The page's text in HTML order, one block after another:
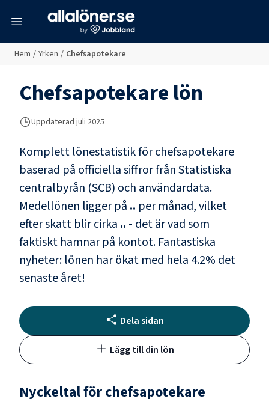
Hem / Yrken / Chefsapotekare
Chefsapotekarelön
Uppdaterad juli 2025
Komplett lönestatistik förchefsapotekare
baserad på officiella siffror från Statistiska
centralbyrån (SCB) och användardata.
Medellönen ligger på .. per månad, vilket
efter skatt blir cirka .. - det är vad som
faktiskt hamnar på kontot. Fantastiska
nyheter: lönen har ökat med hela 4.2% det
senaste året!
Dela sidan
Lägg till din lön
Nyckeltal förchefsapotekare